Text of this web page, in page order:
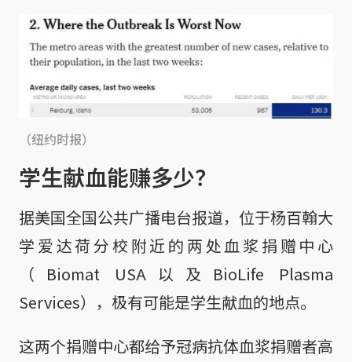
（纽约时报）
学生献血能赚多少？
据美国全国公共广播电台报道，位于杨百翰大
学爱达荷分校附近的两处血浆捐赠中心
（Biomat USA以及BioLife Plasma
Services），极有可能是学生献血的地点。
这两个捐赠中心都给予冠病抗体血浆捐赠者高